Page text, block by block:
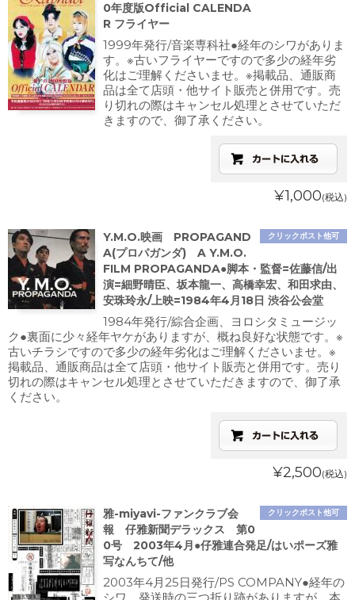
0年度版Official CALENDA
R フライヤー
1999年発行/音楽専科社●経年のシワがありま
す。※古いフライヤーですので多少の経年劣
化はご理解くださいませ。※掲載品、通販商
品は全て店頭・他サイト販売と併用です。売
り切れの際はキャンセル処理とさせていただ
きますので、御了承ください。
¥1,000(税込)
クリックポスト他可
Y.M.O.映画 PROPAGAND
A(プロパガンダ) A Y.M.O.
FILM PROPAGANDA●脚本・監督=佐藤信/出
演=細野晴臣、坂本龍一、高橋幸宏、和田求由、
安珠玲永/上映=1984年4月18日 渋谷公会堂
1984年発行/綜合企画、ヨロシタミュージッ
ク●裏面に少々経年ヤケがありますが、概ね良好な状態です。※
古いチラシですので多少の経年劣化はご理解くださいませ。※
掲載品、通販商品は全て店頭・他サイト販売と併用です。売り
切れの際はキャンセル処理とさせていただきますので、御了承
ください。
¥2,500(税込)
クリックポスト他可
雅-miyavi-ファンクラブ会
報 仔雅新聞デラックス 第0
0号 2003年4月●仔雅連合発足/はいポーズ雅
写なんちて/他
2003年4月25日発行/PS COMPANY●経年の